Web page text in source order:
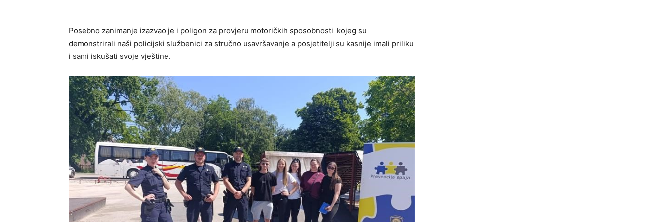
Posebno zanimanje izazvao je i poligon za provjeru motoričkih sposobnosti, kojeg su
demonstrirali naši policijski službenici za stručno usavršavanje a posjetitelji su kasnije imali priliku
i sami iskušati svoje vještine.